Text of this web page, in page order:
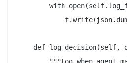
with
def log_decision(self,
"""Log when agent